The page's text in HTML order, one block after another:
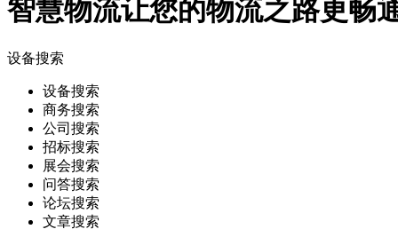
智慧物流让您的物流之路更畅
设备搜索
设备搜索
商务搜索
公司搜索
招标搜索
展会搜索
问答搜索
论坛搜索
文章搜索